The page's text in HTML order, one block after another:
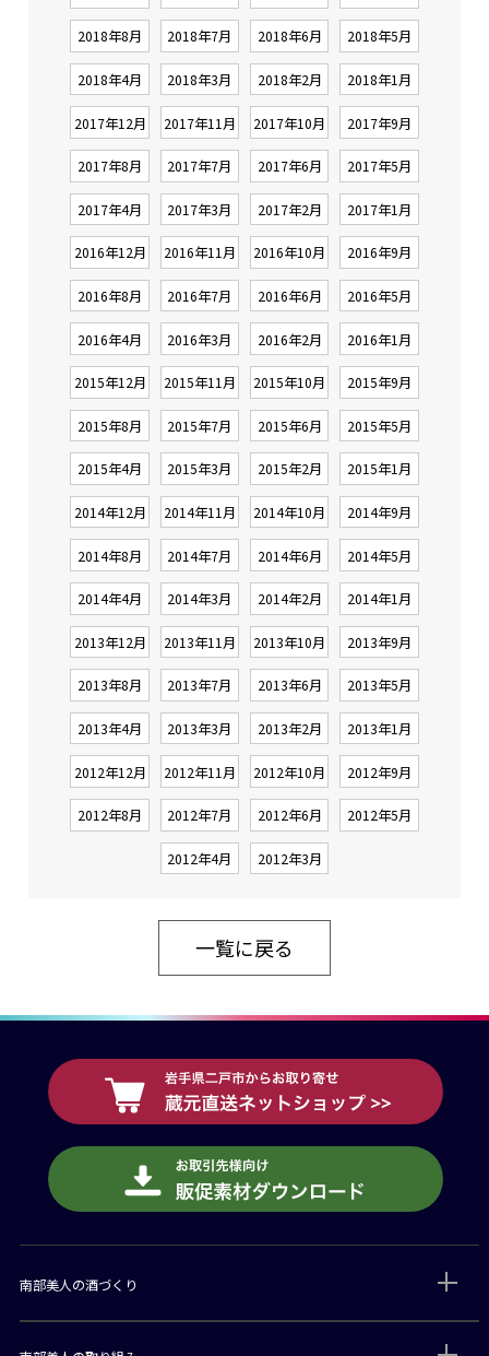
2018年8月 2018年7月 2018年6月 2018年5月
2018年4月 2018年3月 2018年2月 2018年1月
2017年12月 2017年11月 2017年10月 2017年9月
2017年8月 2017年7月 2017年6月 2017年5月
2017年4月 2017年3月 2017年2月 2017年1月
2016年12月 2016年11月 2016年10月 2016年9月
2016年8月 2016年7月 2016年6月 2016年5月
2016年4月 2016年3月 2016年2月 2016年1月
2015年12月 2015年11月 2015年10月 2015年9月
2015年8月 2015年7月 2015年6月 2015年5月
2015年4月 2015年3月 2015年2月 2015年1月
2014年12月 2014年11月 2014年10月 2014年9月
2014年8月 2014年7月 2014年6月 2014年5月
2014年4月 2014年3月 2014年2月 2014年1月
2013年12月 2013年11月 2013年10月 2013年9月
2013年8月 2013年7月 2013年6月 2013年5月
2013年4月 2013年3月 2013年2月 2013年1月
2012年12月 2012年11月 2012年10月 2012年9月
2012年8月 2012年7月 2012年6月 2012年5月
2012年4月 2012年3月
一覧に戻る
南部美人の酒づくり